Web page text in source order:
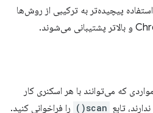
پیچیده‌تر به ترکیبی از روش‌ها
که می‌توانند با هر اسکنری کار
تابع scan()
را فراخوانی کنید.